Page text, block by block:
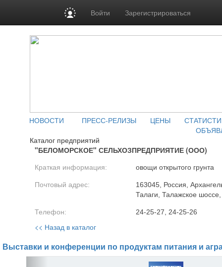
Войти Зарегистрироваться
НОВОСТИ ПРЕСС-РЕЛИЗЫ ЦЕНЫ
Каталог предприятий
"БЕЛОМОРСКОЕ" СЕЛЬХОЗПРЕДПРИЯТИЕ (ООО)
Краткая информация: овощи открытого грунта
Почтовый адрес:
163045, Россия,
Талаги, Талажское
Телефон: 24-25-27, 24-25-26
<< Назад в каталог
Выставки и конференции по продуктам питания и